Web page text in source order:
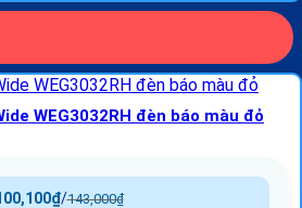
WEG3032RH đèn báo màu đỏ
143,000₫
/
₫